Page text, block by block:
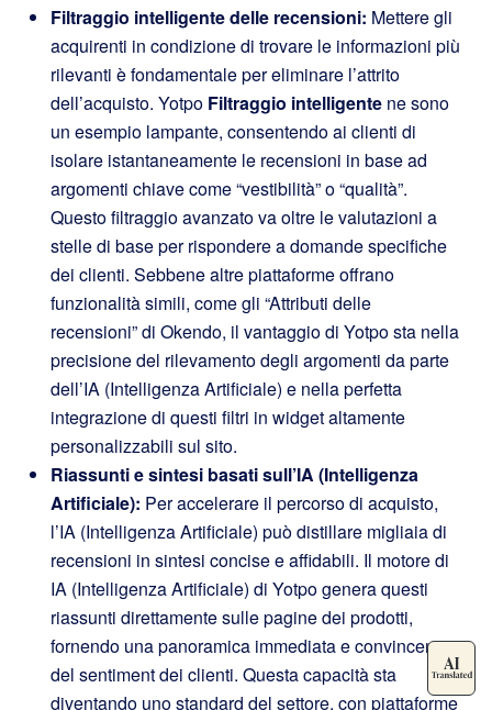
Filtraggio intelligente delle recensioni: Mettere gli
acquirenti in condizione di trovare le informazioni più
rilevanti è fondamentale per eliminare l’attrito
dell’acquisto. Yotpo Filtraggio intelligente ne sono
un esempio lampante, consentendo ai clienti di
isolare istantaneamente le recensioni in base ad
argomenti chiave come “vestibilità” o “qualità”.
Questo filtraggio avanzato va oltre le valutazioni a
stelle di base per rispondere a domande specifiche
dei clienti. Sebbene altre piattaforme offrano
funzionalità simili, come gli “Attributi delle
recensioni” di Okendo, il vantaggio di Yotpo sta nella
precisione del rilevamento degli argomenti da parte
dell’IA (Intelligenza Artificiale) e nella perfetta
integrazione di questi filtri in widget altamente
personalizzabili sul sito.
Riassunti e sintesi basati sull’IA (Intelligenza
Artificiale): Per accelerare il percorso di acquisto,
l’IA (Intelligenza Artificiale) può distillare migliaia di
recensioni in sintesi concise e affidabili. Il motore di
IA (Intelligenza Artificiale) di Yotpo genera questi
riassunti direttamente sulle pagine dei prodotti,
fornendo una panoramica immediata e convincente
del sentiment dei clienti. Questa capacità sta
diventando uno standard del settore, con piattaforme